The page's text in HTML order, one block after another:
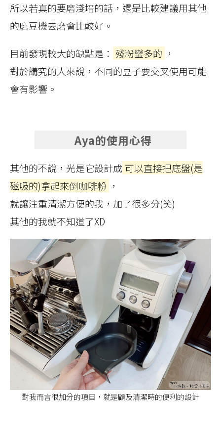
所以若真的要磨淺培的話，還是比較建議用其他
的磨豆機去磨會比較好。
目前發現較大的缺點是： 殘粉蠻多的 ，
對於講究的人來說，不同的豆子要交叉使用可能
會有影響。
Aya的使用心得
其他的不說，光是它設計成 可以直接把底盤(是
磁吸的)拿起來倒咖啡粉 ，
就讓注重清潔方便的我，加了很多分(笑)
其他的我就不知道了XD
對我而言很加分的項目，就是顧及清潔時的便利的設計